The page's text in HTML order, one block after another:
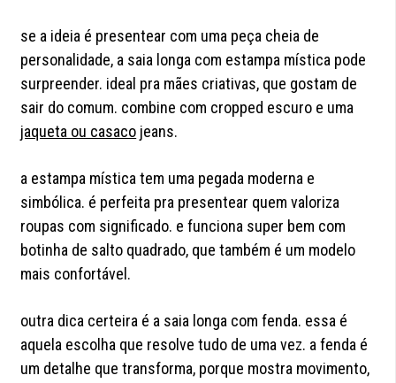
se a ideia é presentear com uma peça cheia de
personalidade, a saia longa com estampa mística pode
surpreender. ideal pra mães criativas, que gostam de
sair do comum. combine com cropped escuro e uma
jaqueta ou casaco jeans.
a estampa mística tem uma pegada moderna e
simbólica. é perfeita pra presentear quem valoriza
roupas com significado. e funciona super bem com
botinha de salto quadrado, que também é um modelo
mais confortável.
outra dica certeira é a saia longa com fenda. essa é
aquela escolha que resolve tudo de uma vez. a fenda é
um detalhe que transforma, porque mostra movimento,